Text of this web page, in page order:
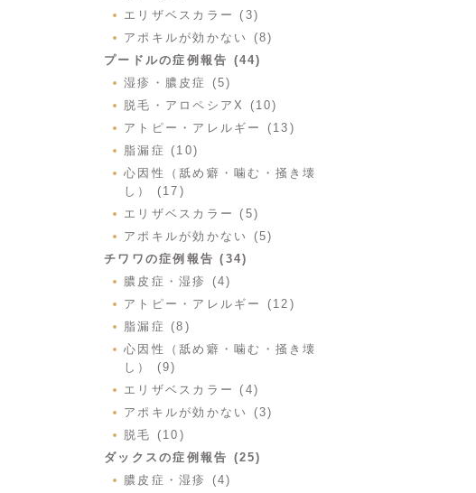
エリザベスカラー (3)
アポキルが効かない (8)
プードルの症例報告 (44)
湿疹・膿皮症 (5)
脱毛・アロペシアX (10)
アトピー・アレルギー (13)
脂漏症 (10)
心因性（舐め癖・噛む・掻き壊
し） (17)
エリザベスカラー (5)
アポキルが効かない (5)
チワワの症例報告 (34)
膿皮症・湿疹 (4)
アトピー・アレルギー (12)
脂漏症 (8)
心因性（舐め癖・噛む・掻き壊
し） (9)
エリザベスカラー (4)
アポキルが効かない (3)
脱毛 (10)
ダックスの症例報告 (25)
膿皮症・湿疹 (4)